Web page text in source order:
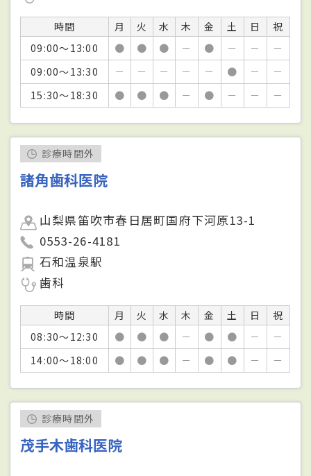
時間 月 火 水 木 金 土 日
祝
09:00～13:00
● ● ● － ● － －
－
09:00～13:30
－ － － － － ● －
－
15:30～18:30
● ● ● － ● － － －
診療時間外
諸角歯科医院
山梨県笛吹市春日居町国府下河原13-1
0553-26-4181
石和温泉駅
歯科
時間 月 火 水 木 金 土 日
祝
08:30～12:30
● ● ● － ● ● －
－
14:00～18:00
● ● ● － ● ● － －
診療時間外
茂手木歯科医院